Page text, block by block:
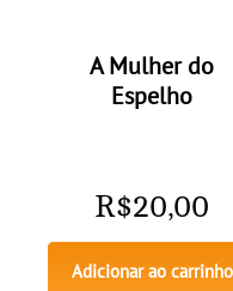
A Mulher do
Espelho
R$20,00
Adicionar ao carrinho